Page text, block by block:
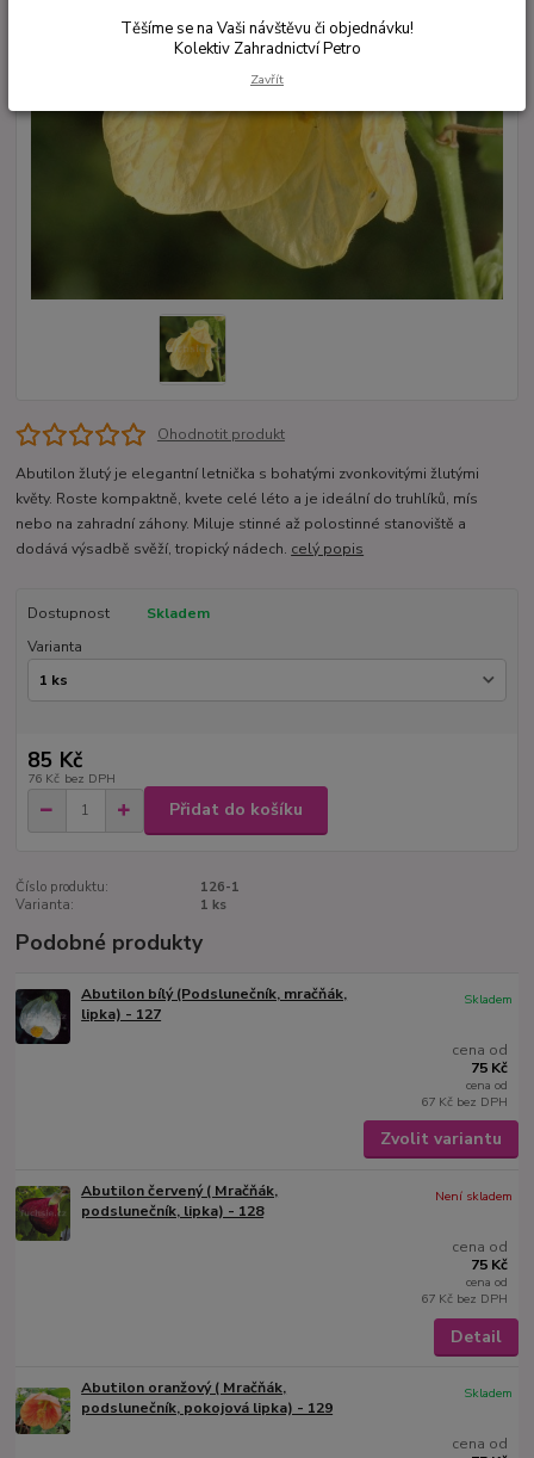
Ohodnotit produkt
Abutilon žlutý je elegantní letnička s bohatými zvonkovitými žlutými
květy. Roste kompaktně, kvete celé léto a je ideální do truhlíků, mís
nebo na zahradní záhony. Miluje stinné až polostinné stanoviště a
dodává výsadbě svěží, tropický nádech. celý popis
Dostupnost
Skladem
Varianta
85 Kč
76 Kč bez DPH
Přidat do košíku
Číslo produktu:
126-1
Varianta:
1 ks
Podobné produkty
Abutilon bílý (Podslunečník, mračňák,
lipka) - 127
cena od
75 Kč
cena od
67 Kč bez DPH
Skladem
Zvolit variantu
Abutilon červený ( Mračňák,
podslunečník, lipka) - 128
cena od
75 Kč
cena od
67 Kč bez DPH
Není skladem
Detail
Abutilon oranžový ( Mračňák,
podslunečník, pokojová lipka) - 129
cena od
Skladem
Těšíme se na Vaši návštěvu či objednávku!
Kolektiv Zahradnictví Petro
Zavřít